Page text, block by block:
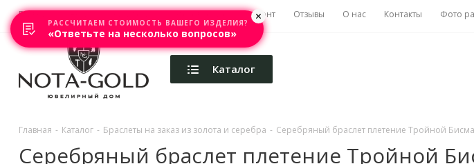
Главная Акции Каталоги Изготовление Ремонт Отзывы О нас Контакты Фото
Каталог
Главная - Каталог - Браслеты на заказ из золота и серебра - Серебряный браслет плетение Тройной
Серебряный браслет плетение Тройной
РАССЧИТАЕМ СТОИМОСТЬ ВАШЕГО ИЗДЕЛИЯ?
«Ответьте на несколько вопросов»